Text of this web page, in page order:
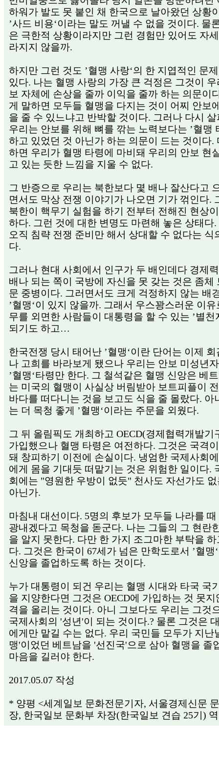
하워가 발도 못 붙인 채 한국으로 날아왔던 상황
’사드 비용‘이라는 말도 꺼낼 수 없을 것이다. 물
은 극한적 상황이라지만 그런 경험만 있어도 자
라지지 않을까.
하지만 그런 것도 ’혈맹 사랑‘의 한 지엽적인 문
있다. 나는 혈맹 사랑의 가장 큰 걱정은 그것이
보 자체에 손상을 줄까 이익을 줄까 하는 의문이
게 말하면 모두들 혈맹을 다지는 것이 어찌 안보
을 줄 수 있느냐고 반박할 것이다. 그러나 다시
우리는 안보를 위해 뼈를 깎는 노력보다는 ’혈맹
하고 있었던 것 아닌가 하는 의문이 드는 것이다.
하면 우리가 혈맹 타령에 마비돼 우리의 안보 현
고 있는 듯한 느낌을 지울 수 없다.
그 반증으로 우리는 북한보다 몇 배나 잘산다고
면서도 막상 전쟁 이야기가 나오면 기가 꺾인다.
북한이 핵무기 실험을 하기 전부터 전해진 현상
하다. 그런 것에 대한 변명도 마련해 놓은 상태다
오직 침략 전쟁 준비만 해서 상대할 수 없다는 식
다.
그러나 현대 사회에서 인구가 두 배인데다 경제
배나 되는 쪽이 국방에 자신을 못 갖는 것은 좀체
문 중병이다. 그러면서도 크게 걱정하지 않는 배
’혈맹‘이 있지 않을까. 그래서 우스꽝스러운 이
무를 외면한 사람들이 대통령을 할 수 있는 ’별천
되기도 하고…
한국전쟁 당시 태어난 ’혈맹‘이란 단어는 이제
나 고희를 바라보게 됐으나 우리는 안보 미성년
’혈맹‘타령만 한다. 그 철석같은 혈맹 신앙은 베
는 미국의 혈맹이 사실상 버림받아 보트피플이
바다를 떠다니는 것을 보고도 식을 줄 몰랐다. 아
는 더 목청 좋게 ’혈맹‘이라는 주문을 외웠다.
그 뒤 올림픽도 개최하고 OECD(경제협력개발기
가입했으나 혈맹 타령은 여전하다. 그것은 국격
돼 창피하기 이전에 손실이다. 냉엄한 국제사회
에게 몸을 기대듯 떠맡기는 것은 위험한 일이다.
회에는 "영원한 우방이 없듯" 천사도 자선가도
아닌가.
마침내 대선이다. 5명의 후보가 모두들 나라를 때
광내겠다고 목청을 돋군다. 나는 그들의 그 현란
을 알지 못한다. 다만 한 가지 조그마한 부탁을 하
다. 그것은 한국이 67세가 넘은 만학도로서 ’혈맹
신앙을 졸업하도록 하는 것이다.
누가 대통령이 되건 우리는 혈맹 시대와 타국 국
을 지양한다면 그것은 OECD에 가입하는 것 못지
격을 올리는 것이다. 아니 그보다도 우리는 그것
국제사회의 '성년'이 되는 것이다.? 물론 그것은
에게만 맡길 수는 없다. 우리 국민들 모두가 지난
맹'이었던 베트남을 '선진국'으로 삼아 혈맹을 졸
마음을 길러야 한다.
2017.05.07 작성
* 양평 <세계일보 문화전문기자, 서울경제신문
장, 한국일보 문화부 차장(한국일보 견습 25기)